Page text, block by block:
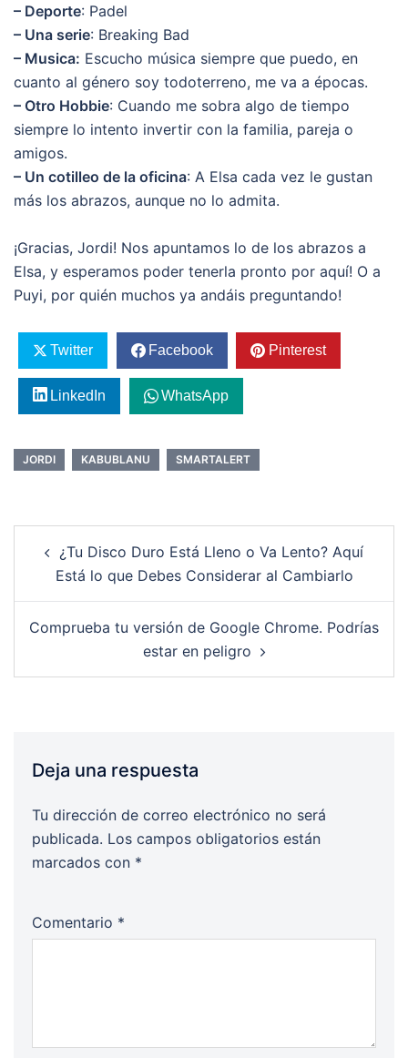
– Deporte: Padel
– Una serie: Breaking Bad
– Musica: Escucho música siempre que puedo, en
cuanto al género soy todoterreno, me va a épocas.
– Otro Hobbie: Cuando me sobra algo de tiempo
siempre lo intento invertir con la familia, pareja o
amigos.
– Un cotilleo de la oficina: A Elsa cada vez le gustan
más los abrazos, aunque no lo admita.
¡Gracias, Jordi! Nos apuntamos lo de los abrazos a
Elsa, y esperamos poder tenerla pronto por aquí! O a
Puyi, por quién muchos ya andáis preguntando!
Twitter Facebook Pinterest
LinkedIn WhatsApp
JORDI KABUBLANU SMARTALERT
navigation
¿Tu Disco Duro Está Lleno o Va Lento? Aquí
Está lo que Debes Considerar al Cambiarlo
Comprueba tu versión de Google Chrome. Podrías
estar en peligro
Deja una respuesta
Tu dirección de correo electrónico no será
publicada. Los campos obligatorios están
marcados con *
Comentario *